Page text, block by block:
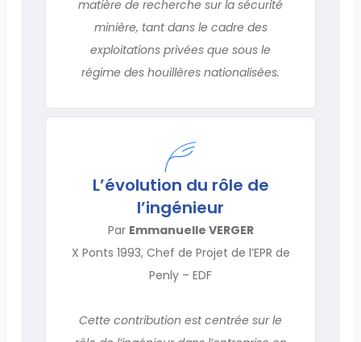
matière de recherche sur la sécurité
minière, tant dans le cadre des
exploitations privées que sous le
régime des houillères nationalisées.
L’évolution du rôle de
l’ingénieur
Par Emmanuelle VERGER
X Ponts 1993, Chef de Projet de l’EPR de
Penly – EDF
Cette contribution est centrée sur le